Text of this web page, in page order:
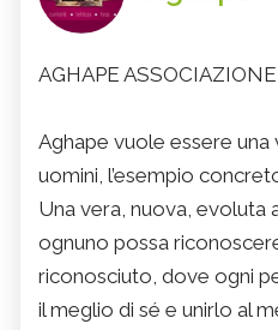
AGHAPE ASSOCIAZIONE
Aghape vuole essere
uomini, l’esempio
Una vera, nuova, evoluta
ognuno possa
riconosciuto, dove ogni
il meglio di sé e unirlo al